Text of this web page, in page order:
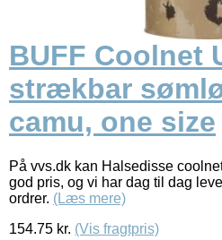
BUFF Coolnet
strækbar
camu, one size
På vvs.dk kan Halsedisse
god pris, og vi har dag til dag
ordrer. (Læs mere)
154.75 kr. (Vis fragtpris)